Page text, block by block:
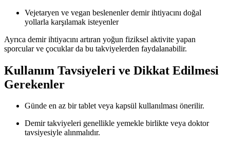
Vejetaryen ve vegan beslenenler demir ihtiyacını doğal
yollarla karşılamak isteyenler
Ayrıca demir ihtiyacını artıran yoğun fiziksel aktivite yapan
sporcular ve çocuklar da bu takviyelerden faydalanabilir.
Kullanım Tavsiyeleri ve Dikkat Edilmesi
Gerekenler
Günde en az bir tablet veya kapsül kullanılması önerilir.
Demir takviyeleri genellikle yemekle birlikte veya doktor
tavsiyesiyle alınmalıdır.